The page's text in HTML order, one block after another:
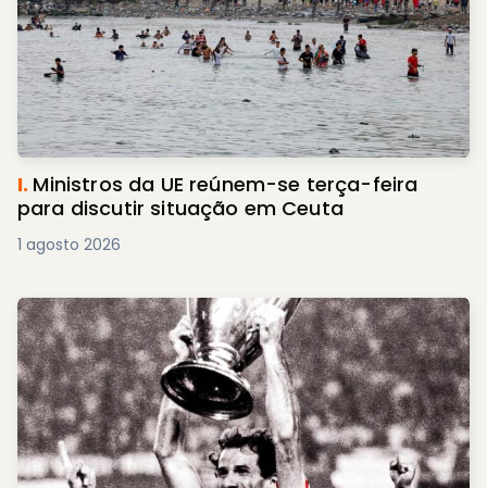
I. Ministros da UE reúnem-se terça-feira
para discutir situação em Ceuta
1 agosto 2026